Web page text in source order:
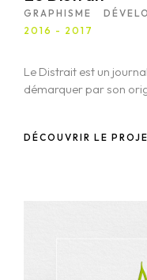
GRAPHISME
2016 - 2017
Le Distrait est un
démarquer par son
nom, il s'évade dans
entre la lumière et
accompagner cette
DÉCOUVRIR LE